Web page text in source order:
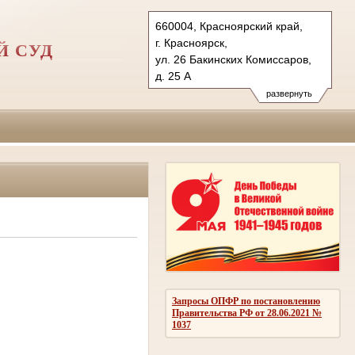
развернуть
660004, Красноярский край,
г. Красноярск,
ул. 26 Бакинских Комиссаров,
д. 25 А
Тел.: (391) 213-84-02
kgvs.krk@sudrf.ru
СУД
Запросы ОПФР по постановлению
Правительства РФ от 28.06.2021 №
1037